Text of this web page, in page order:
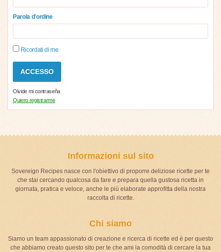
Parola d'ordine
Ricordati di me
Olvide mi contraseña
Quiero registrarme
Informazioni sul sito
Sovereign Recipes nasce con l'obiettivo di proporre deliziose ricette per te
che stai cercando qualcosa da fare e prepara quella gustosa ricetta in
giornata, pratica e veloce, anche le più elaborate approfitta della nostra
raccolta di ricette.
Chi siamo
Siamo un team appassionato di creazione e ricerca di ricette ed è per questo
che abbiamo creato questo sito per te che ami la comodità di cercare la tua